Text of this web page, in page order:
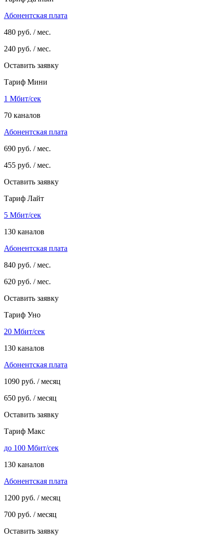
Абонентская плата
480 руб. / мес.
240 руб. / мес.
Оставить заявку
Тариф Мини
1 Мбит/сек
70 каналов
Абонентская плата
690 руб. / мес.
455 руб. / мес.
Оставить заявку
Тариф Лайт
5 Мбит/сек
130 каналов
Абонентская плата
840 руб. / мес.
620 руб. / мес.
Оставить заявку
Тариф Уно
20 Мбит/сек
130 каналов
Абонентская плата
1090 руб. / месяц
650 руб. / месяц
Оставить заявку
Тариф Макс
до 100 Мбит/сек
130 каналов
Абонентская плата
1200 руб. / месяц
700 руб. / месяц
Оставить заявку